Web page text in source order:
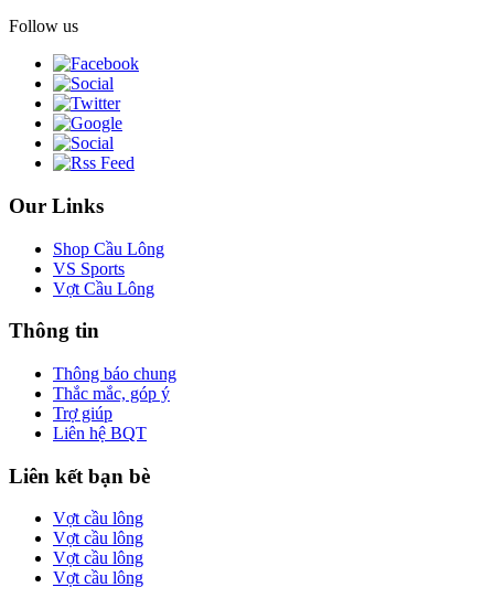
Follow us
Our Links
Shop Cầu Lông
VS Sports
Vợt Cầu Lông
Thông tin
Thông báo chung
Thắc mắc, góp ý
Trợ giúp
Liên hệ BQT
Liên kết bạn bè
Vợt cầu lông
Vợt cầu lông
Vợt cầu lông
Vợt cầu lông